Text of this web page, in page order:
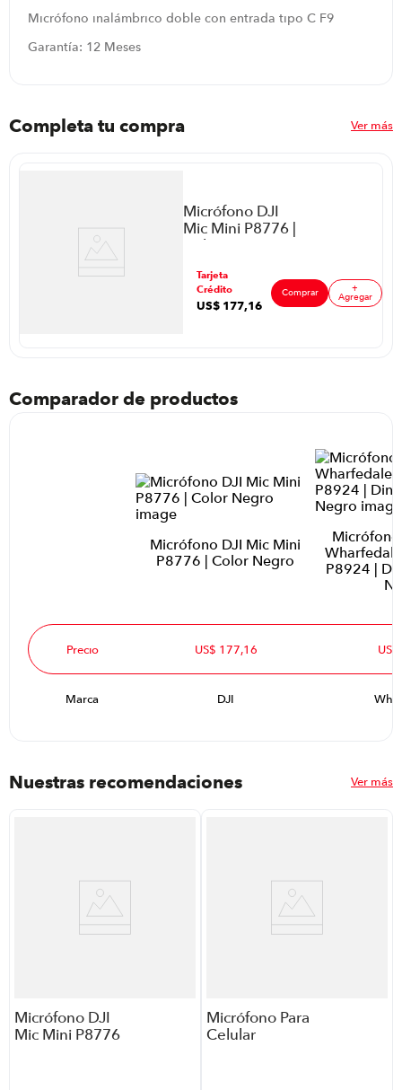
Micrófono inalámbrico doble con entrada tipo C F9
Garantía: 12 Meses
Completa tu compra Ver más
Micrófono DJI
Mic Mini P8776 |
Color Negro
Tarjeta
Crédito
US$ 177,16
Comprar +
Agregar
Comparador de productos
Micrófono DJI Mic Mini
P8776 | Color Negro
P8924 |
Precio US$ 177,16
Marca DJI
Nuestras recomendaciones Ver más
Micrófono DJI
Mic Mini P8776
Micrófono Para
Celular